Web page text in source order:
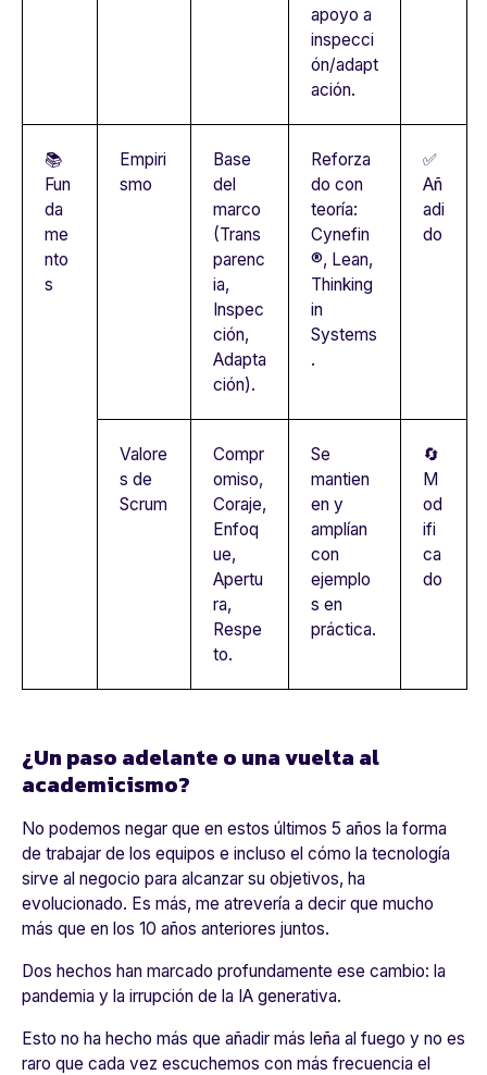
apoyo a
inspecci
ón/adapt
ación.
📚
Fun
da
me
nto
s
Empiri
smo
Base
del
marco
(Trans
parenc
ia,
Inspec
ción,
Adapta
ción).
Reforza
do con
teoría:
Cynefin
®, Lean,
Thinking
in
Systems
.
✅
Añ
adi
do
Valore
s de
Scrum
Compr
omiso,
Coraje,
Enfoq
ue,
Apertu
ra,
Respe
to.
Se
mantien
en y
amplían
con
ejemplo
s en
práctica.
🔄
M
od
ifi
ca
do
¿Un paso adelante o una vuelta al
academicismo?
No podemos negar que en estos últimos 5 años la forma
de trabajar de los equipos e incluso el cómo la tecnología
sirve al negocio para alcanzar su objetivos, ha
evolucionado. Es más, me atrevería a decir que mucho
más que en los 10 años anteriores juntos.
Dos hechos han marcado profundamente ese cambio: la
pandemia y la irrupción de la IA generativa.
Esto no ha hecho más que añadir más leña al fuego y no es
raro que cada vez escuchemos con más frecuencia el